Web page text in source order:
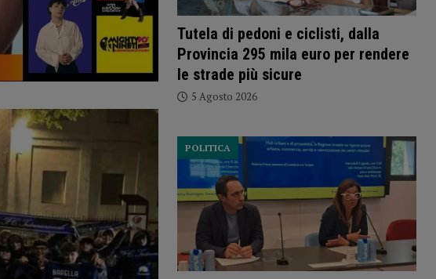
Tutela di pedoni e ciclisti, dalla
Provincia 295 mila euro per rendere
le strade più sicure
5 Agosto 2026
POLITICA